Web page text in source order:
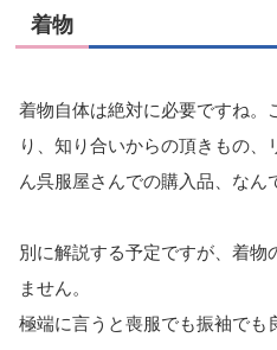
着物
着物自体は絶対に必要ですね。
り、知り合いからの頂きもの、
ん呉服屋さんでの購入品、なん
別に解説する予定ですが、着物
ません。
極端に言うと喪服でも振袖でも